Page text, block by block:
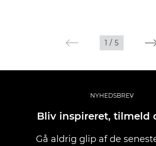
1 / 5
NYHEDSBREV
Bliv inspireret, tilmeld
Gå aldrig glip af de